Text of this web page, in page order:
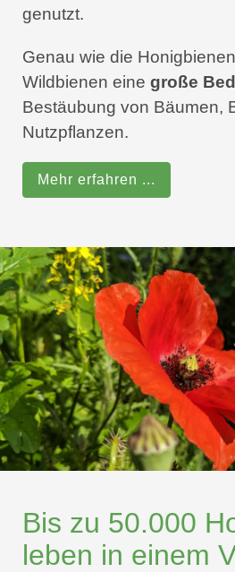
genutzt.
Genau wie die
Wildbienen eine große
Bestäubung von Bäumen,
Nutzpflanzen.
Mehr erfahren ...
Bis zu 50.000
leben in einem